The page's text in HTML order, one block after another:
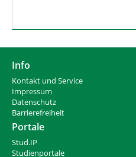
Info
Kontakt und Service
Impressum
Datenschutz
Barrierefreiheit
Portale
Stud.IP
Studienportale